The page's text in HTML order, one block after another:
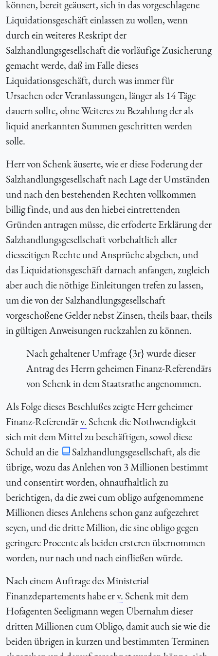
können, bereit geäusert, sich in das vorgeschlagene
Liquidationsgeschäft einlassen zu wollen, wenn
durch ein weiteres Reskript der
Salzhandlungsgesellschaft die vorläufige Zusicherung
gemacht werde, daß im Falle dieses
Liquidationsgeschäft, durch was immer für
Ursachen oder Veranlassungen, länger als 14 Täge
dauern sollte, ohne Weiteres zu Bezahlung der als
liquid anerkannten Summen geschritten werden
solle.
Herr von Schenk äuserte, wie er diese Foderung der
Salzhandlungsgesellschaft nach Lage der Umständen
und nach den bestehenden Rechten vollkommen
billig finde, und aus den hiebei eintrettenden
Gründen antragen müsse, die erfoderte Erklärung der
Salzhandlungsgesellschaft vorbehaltlich aller
diesseitigen Rechte und Ansprüche abgeben, und
das Liquidationsgeschäft darnach anfangen, zugleich
aber auch die nöthige Einleitungen trefen zu lassen,
um die von der Salzhandlungsgesellschaft
vorgeschoßene Gelder nebst Zinsen, theils baar, theils
in gültigen Anweisungen ruckzahlen zu können.
Nach gehaltener Umfrage {3r} wurde dieser
Antrag des Herrn geheimen Finanz-Referendärs
von Schenk in dem Staatsrathe angenommen.
Als Folge dieses Beschlußes zeigte Herr geheimer
Finanz-Referendärv.Schenk die Nothwendigkeit
sich mit dem Mittel zu beschäftigen, sowol diese
Schuld an die
Salzhandlungsgesellschaft, als die
übrige, wozu das Anlehen von 3 Millionen bestimmt
und consentirt worden, ohnaufhaltlich zu
berichtigen, da die zwei cum obligo aufgenommene
Millionen dieses Anlehens schon ganz aufgezehret
seyen, und die dritte Million, die sine obligo gegen
geringere Procente als beiden ersteren übernommen
worden, nur nach und nach einfließen würde.
Nach einem Auftrage des Ministerial
Finanzdepartements habe erv.Schenk mit dem
Hofagenten Seeligmann wegen Übernahm dieser
dritten Millionen cum Obligo, damit auch sie wie die
beiden übrigen in kurzen und bestimmten Terminen